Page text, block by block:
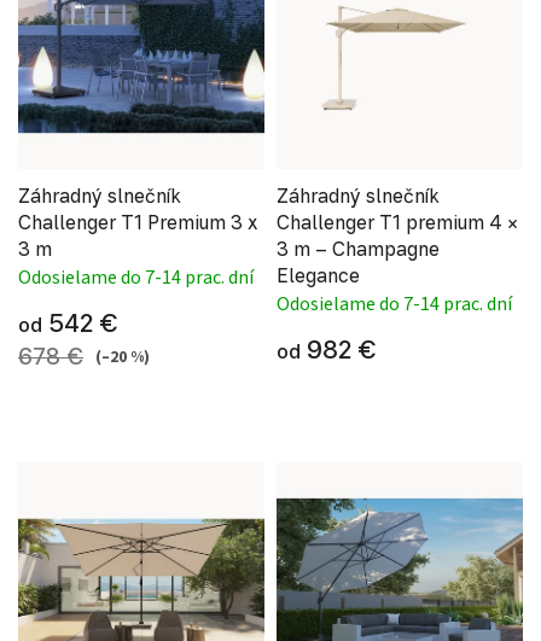
Záhradný slnečník
Challenger T1 Premium 3 x
3 m
Odosielame do 7-14 prac. dní
od 542 €
678 € (–20 %)
Záhradný slnečník
Challenger T1 premium 4 ×
3 m – Champagne
Elegance
Odosielame do 7-14 prac. dní
od 982 €